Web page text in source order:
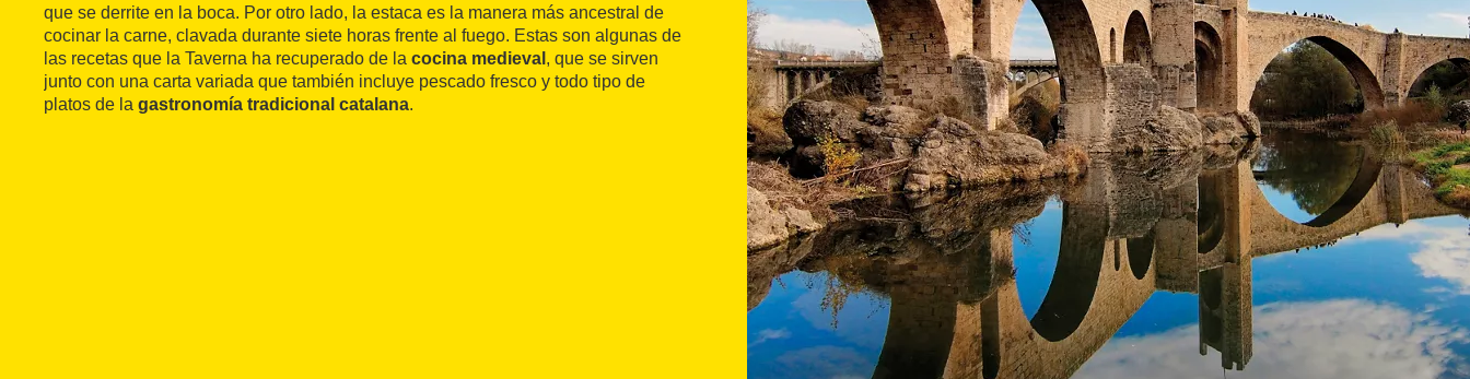
que se derrite en la boca. Por otro lado, la estaca es la manera más ancestral de
cocinar la carne, clavada durante siete horas frente al fuego. Estas son algunas de
las recetas que la Taverna ha recuperado de la cocina medieval , que se sirven
junto con una carta variada que también incluye pescado fresco y todo tipo de
platos de la gastronomía tradicional catalana.